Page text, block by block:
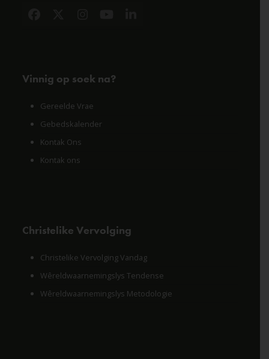
Vinnig op soek na?
Gereelde Vrae
Gebedskalender
Kontak Ons
Kontak ons
Christelike Vervolging
Christelike Vervolging Vandag
Wêreldwaarnemingslys Tendense
Wêreldwaarnemingslys Metodologie